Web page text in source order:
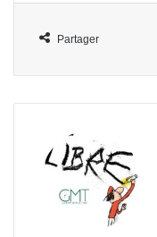
Partager